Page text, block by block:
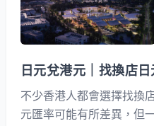
日元兌港元｜找換店
不少香港人都會選擇找換
元匯率可能有所差異，但